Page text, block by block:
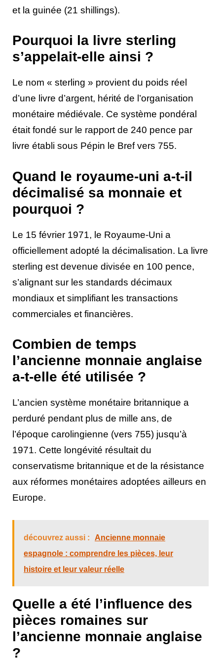
et la guinée (21 shillings).
Pourquoi la livre sterling
s’appelait-elle ainsi ?
Le nom « sterling » provient du poids réel
d’une livre d’argent, hérité de l’organisation
monétaire médiévale. Ce système pondéral
était fondé sur le rapport de 240 pence par
livre établi sous Pépin le Bref vers 755.
Quand le royaume-uni a-t-il
décimalisé sa monnaie et
pourquoi ?
Le 15 février 1971, le Royaume-Uni a
officiellement adopté la décimalisation. La livre
sterling est devenue divisée en 100 pence,
s’alignant sur les standards décimaux
mondiaux et simplifiant les transactions
commerciales et financières.
Combien de temps
l’ancienne monnaie anglaise
a-t-elle été utilisée ?
L’ancien système monétaire britannique a
perduré pendant plus de mille ans, de
l’époque carolingienne (vers 755) jusqu’à
1971. Cette longévité résultait du
conservatisme britannique et de la résistance
aux réformes monétaires adoptées ailleurs en
Europe.
découvrez aussi :
Ancienne monnaie
espagnole : comprendre les pièces, leur
histoire et leur valeur réelle
Quelle a été l’influence des
pièces romaines sur
l’ancienne monnaie anglaise
?